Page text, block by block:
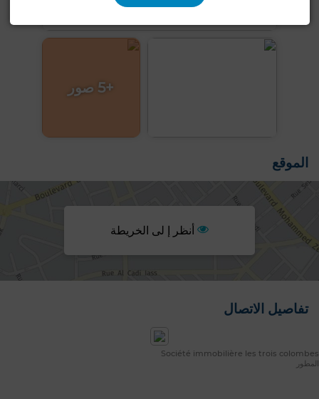
+5 صور
الموقع
أنظر إ لى الخريطة
تفاصيل الاتصال
Société immobilière les trois colombes
المطور